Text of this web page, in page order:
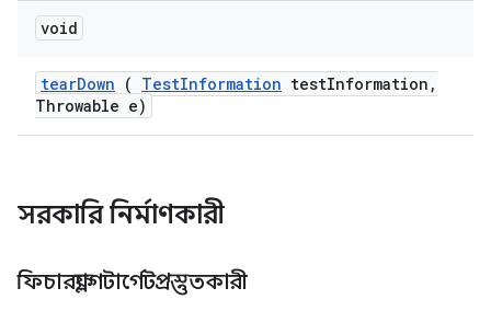
void
tearDown ( TestInformation testInformation ,
Throwable e)
সরকারি নির্মাণকারী
ফিচারফ্ল্যাগটার্গেটপ্রস্তুতকারী